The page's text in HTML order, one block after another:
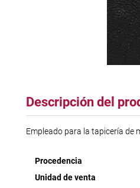
Descripción del
Empleado para la tapicería de
Procedencia
Unidad de venta